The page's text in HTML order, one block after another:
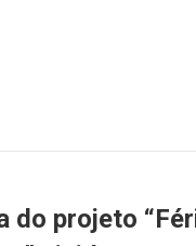
do projeto